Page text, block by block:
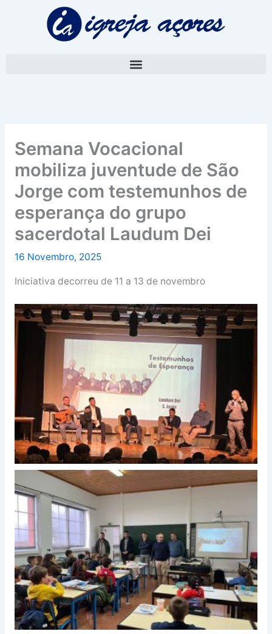
Semana Vocacional
mobiliza juventude de São
Jorge com testemunhos de
esperança do grupo
sacerdotal Laudum Dei
16 Novembro, 2025
Iniciativa decorreu de 11 a 13 de novembro